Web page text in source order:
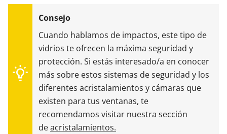
Cuando hablamos de impactos, este tipo de
vidrios te ofrecen la máxima seguridad y
protección. Si estás interesado/a en conocer
más sobre estos sistemas de seguridad y los
diferentes acristalamientos y cámaras que
existen para tus ventanas, te
recomendamos visitar nuestra sección
deacristalamientos.